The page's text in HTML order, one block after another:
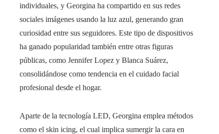
individuales, y Georgina ha compartido en sus redes
sociales imágenes usando la luz azul, generando gran
curiosidad entre sus seguidores. Este tipo de dispositivos
ha ganado popularidad también entre otras figuras
públicas, como Jennifer Lopez y Blanca Suárez,
consolidándose como tendencia en el cuidado facial
profesional desde el hogar.
Aparte de la tecnología LED, Georgina emplea métodos
como el skin icing, el cual implica sumergir la cara en